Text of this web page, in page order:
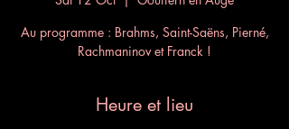
Au programme : Brahms, Saint-Saëns, Pierné,
Rachmaninov et Franck !
Heure et lieu